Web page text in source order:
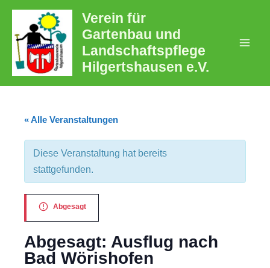
Zum
springen
Verein für
Gartenbau und
Landschaftspflege
Hilgertshausen e.V.
« Alle Veranstaltungen
Diese Veranstaltung hat bereits
stattgefunden.
Abgesagt
Abgesagt: Ausflug nach
Bad Wörishofen